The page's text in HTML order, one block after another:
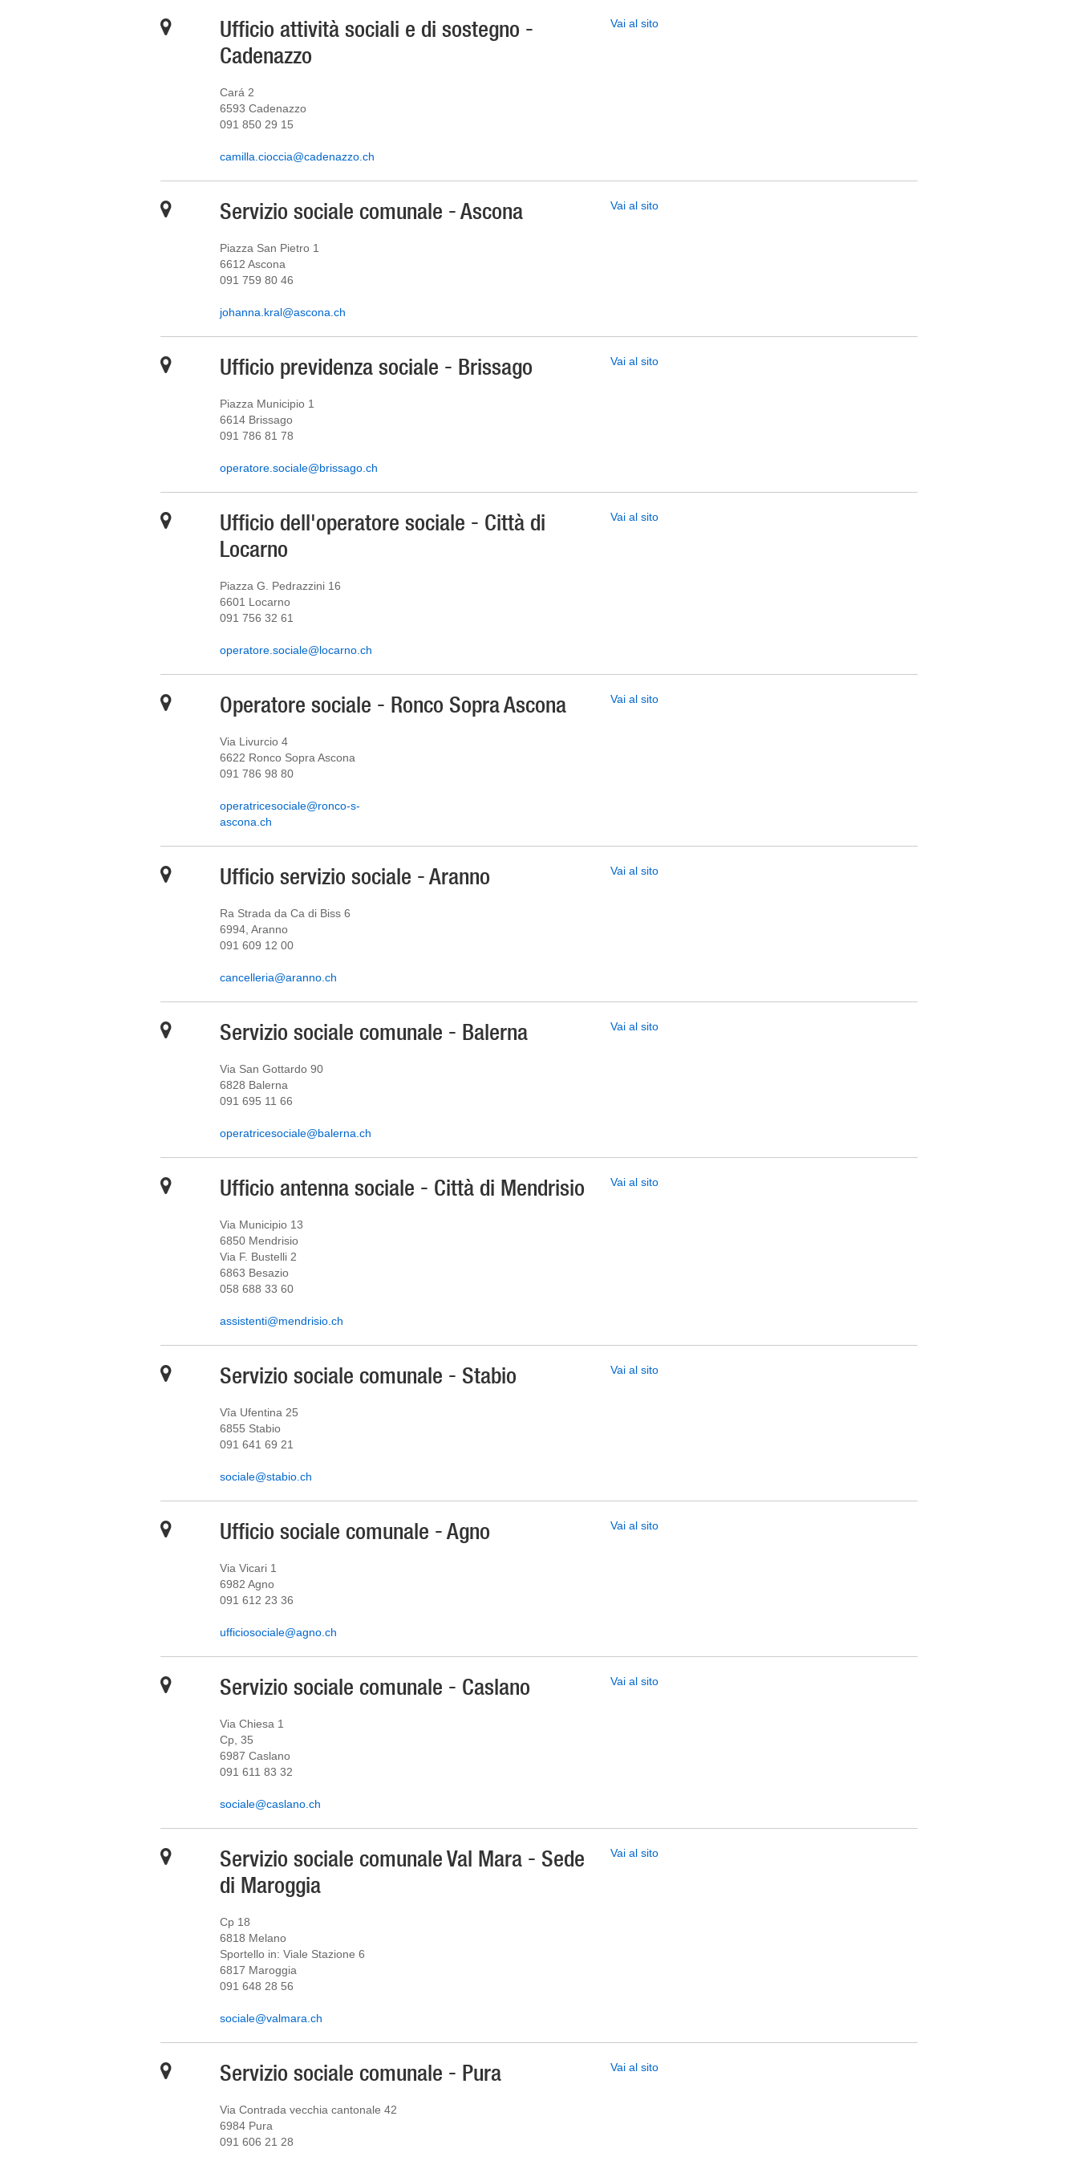
Ufficio attività sociali e di sostegno -
Cadenazzo
Cará 2
6593 Cadenazzo
091 850 29 15
camilla.cioccia@cadenazzo.ch
Vai al sito
Servizio sociale comunale - Ascona
Piazza San Pietro 1
6612 Ascona
091 759 80 46
johanna.kral@ascona.ch
Vai al sito
Ufficio previdenza sociale - Brissago
Piazza Municipio 1
6614 Brissago
091 786 81 78
operatore.sociale@brissago.ch
Vai al sito
Ufficio dell'operatore sociale - Città di
Locarno
Piazza G. Pedrazzini 16
6601 Locarno
091 756 32 61
operatore.sociale@locarno.ch
Vai al sito
Operatore sociale - Ronco Sopra Ascona
Via Livurcio 4
6622 Ronco Sopra Ascona
091 786 98 80
operatricesociale@ronco-s-
ascona.ch
Vai al sito
Ufficio servizio sociale - Aranno
Ra Strada da Ca di Biss 6
6994, Aranno
091 609 12 00
cancelleria@aranno.ch
Vai al sito
Servizio sociale comunale - Balerna
Via San Gottardo 90
6828 Balerna
091 695 11 66
operatricesociale@balerna.ch
Vai al sito
Ufficio antenna sociale - Città di Mendrisio
Via Municipio 13
6850 Mendrisio
Via F. Bustelli 2
6863 Besazio
058 688 33 60
assistenti@mendrisio.ch
Vai al sito
Servizio sociale comunale - Stabio
Vîa Ufentina 25
6855 Stabio
091 641 69 21
sociale@stabio.ch
Vai al sito
Ufficio sociale comunale - Agno
Via Vicari 1
6982 Agno
091 612 23 36
ufficiosociale@agno.ch
Vai al sito
Servizio sociale comunale - Caslano
Via Chiesa 1
Cp, 35
6987 Caslano
091 611 83 32
sociale@caslano.ch
Vai al sito
Servizio sociale comunale Val Mara - Sede
di Maroggia
Cp 18
6818 Melano
Sportello in: Viale Stazione 6
6817 Maroggia
091 648 28 56
sociale@valmara.ch
Vai al sito
Servizio sociale comunale - Pura
Via Contrada vecchia cantonale 42
6984 Pura
091 606 21 28
Vai al sito